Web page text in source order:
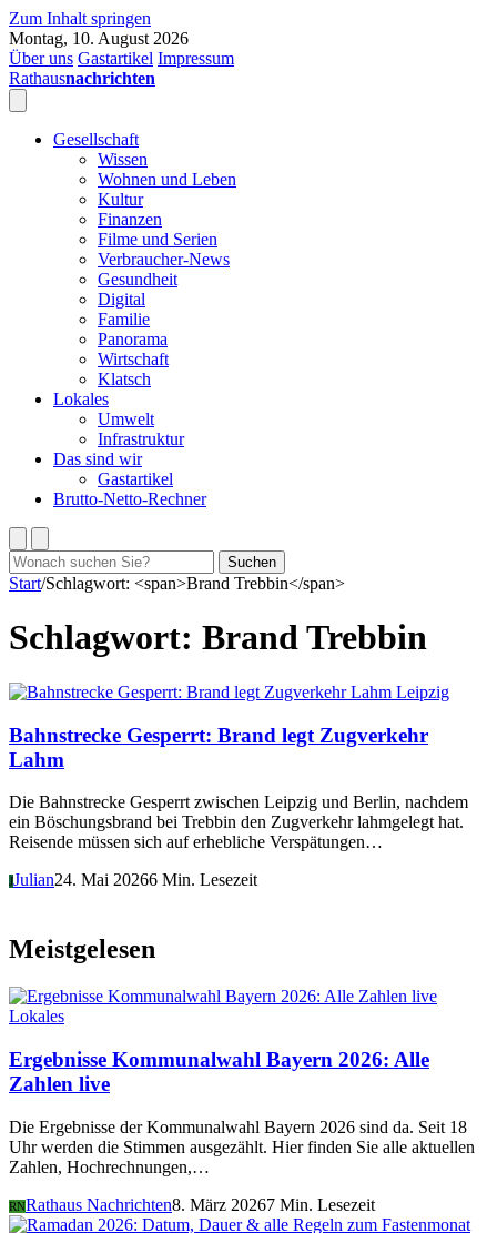
Zum Inhalt springen
Montag, 10. August 2026
Über uns Gastartikel Impressum
Rathausnachrichten
Gesellschaft
Wissen
Wohnen und Leben
Kultur
Finanzen
Filme und Serien
Verbraucher-News
Gesundheit
Digital
Familie
Panorama
Wirtschaft
Klatsch
Lokales
Umwelt
Infrastruktur
Das sind wir
Gastartikel
Brutto-Netto-Rechner
Suchen
nach:
Suchen
Start/Schlagwort: <span>Brand Trebbin</span>
Schlagwort: Brand Trebbin
Leipzig
Bahnstrecke Gesperrt: Brand legt Zugverkehr
Lahm
Die Bahnstrecke Gesperrt zwischen Leipzig und Berlin, nachdem
ein Böschungsbrand bei Trebbin den Zugverkehr lahmgelegt hat.
Reisende müssen sich auf erhebliche Verspätungen…
JJulian24. Mai 20266 Min. Lesezeit
Meistgelesen
Lokales
Ergebnisse Kommunalwahl Bayern 2026: Alle
Zahlen live
Die Ergebnisse der Kommunalwahl Bayern 2026 sind da. Seit 18
Uhr werden die Stimmen ausgezählt. Hier finden Sie alle aktuellen
Zahlen, Hochrechnungen,…
RNRathaus Nachrichten8. März 20267 Min. Lesezeit